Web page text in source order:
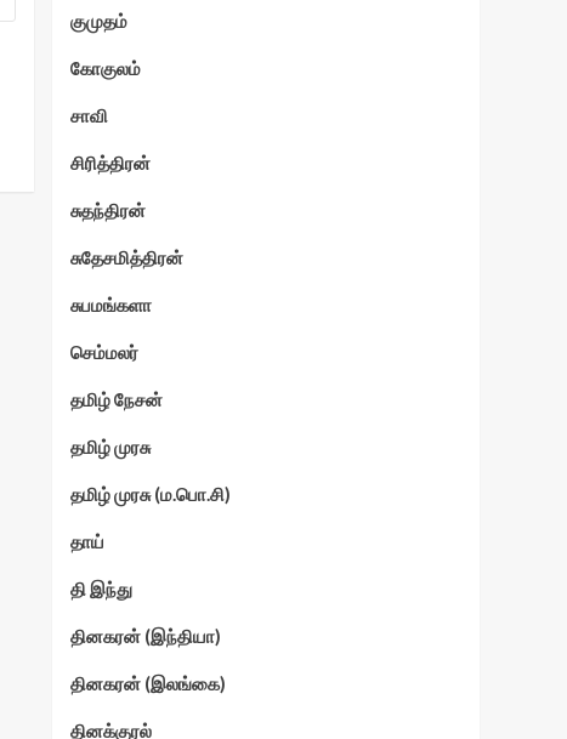
குமுதம்
கோகுலம்
சாவி
சிரித்திரன்
சுதந்திரன்
சுதேசமித்திரன்
சுபமங்களா
செம்மலர்
தமிழ் நேசன்
தமிழ் முரசு
தமிழ் முரசு (ம.பொ.சி)
தாய்
தி இந்து
தினகரன் (இந்தியா)
தினகரன் (இலங்கை)
தினக்குரல்